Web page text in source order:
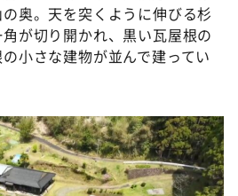
奥。天を突くように伸びる杉
が切り開かれ、黒い瓦屋根の
小さな建物が並んで建ってい